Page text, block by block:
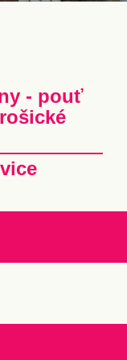
- pouť